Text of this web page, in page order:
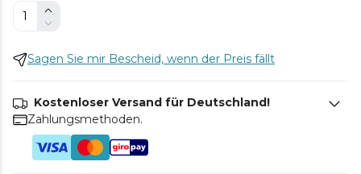
Sagen Sie mir Bescheid, wenn der Preis fällt
Kostenloser Versand für Deutschland!
Zahlungsmethoden.